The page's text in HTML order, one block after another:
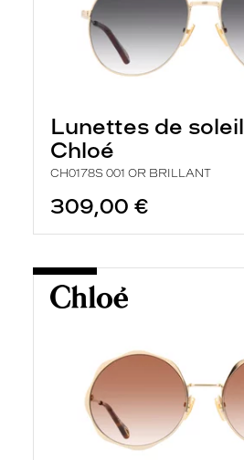
Lunettes de soleil
Chloé
CH0178S 001 OR BRILLANT
309,00 €